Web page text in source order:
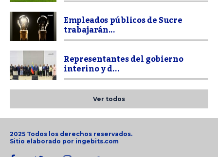
Empleados públicos de Sucre
trabajarán...
Representantes del gobierno
interino y d...
Ver todos
2025 Todos los derechos reservados.
Sitio elaborado por ingebits.com